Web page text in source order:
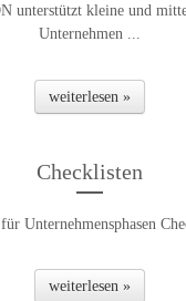
unterstützt kleine und
Unternehmen ...
weiterlesen »
Checklisten
Unternehmensphasen
weiterlesen »